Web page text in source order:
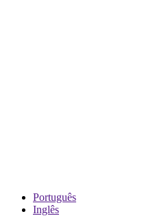
Português
Inglês